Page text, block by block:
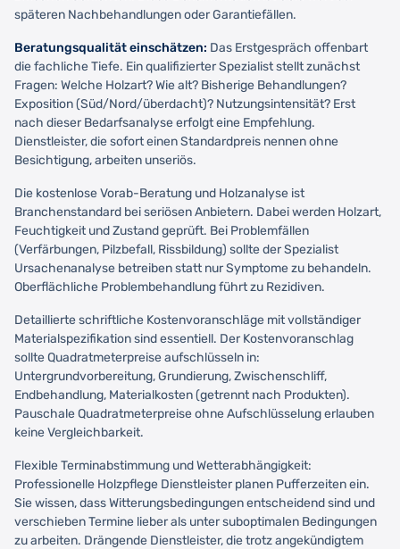
späteren Nachbehandlungen oder Garantiefällen.
Beratungsqualität einschätzen: Das Erstgespräch offenbart
die fachliche Tiefe. Ein qualifizierter Spezialist stellt zunächst
Fragen: Welche Holzart? Wie alt? Bisherige Behandlungen?
Exposition (Süd/Nord/überdacht)? Nutzungsintensität? Erst
nach dieser Bedarfsanalyse erfolgt eine Empfehlung.
Dienstleister, die sofort einen Standardpreis nennen ohne
Besichtigung, arbeiten unseriös.
Die kostenlose Vorab-Beratung und Holzanalyse ist
Branchenstandard bei seriösen Anbietern. Dabei werden Holzart,
Feuchtigkeit und Zustand geprüft. Bei Problemfällen
(Verfärbungen, Pilzbefall, Rissbildung) sollte der Spezialist
Ursachenanalyse betreiben statt nur Symptome zu behandeln.
Oberflächliche Problembehandlung führt zu Rezidiven.
Detaillierte schriftliche Kostenvoranschläge mit vollständiger
Materialspezifikation sind essentiell. Der Kostenvoranschlag
sollte Quadratmeterpreise aufschlüsseln in:
Untergrundvorbereitung, Grundierung, Zwischenschliff,
Endbehandlung, Materialkosten (getrennt nach Produkten).
Pauschale Quadratmeterpreise ohne Aufschlüsselung erlauben
keine Vergleichbarkeit.
Flexible Terminabstimmung und Wetterabhängigkeit:
Professionelle Holzpflege Dienstleister planen Pufferzeiten ein.
Sie wissen, dass Witterungsbedingungen entscheidend sind und
verschieben Termine lieber als unter suboptimalen Bedingungen
zu arbeiten. Drängende Dienstleister, die trotz angekündigtem